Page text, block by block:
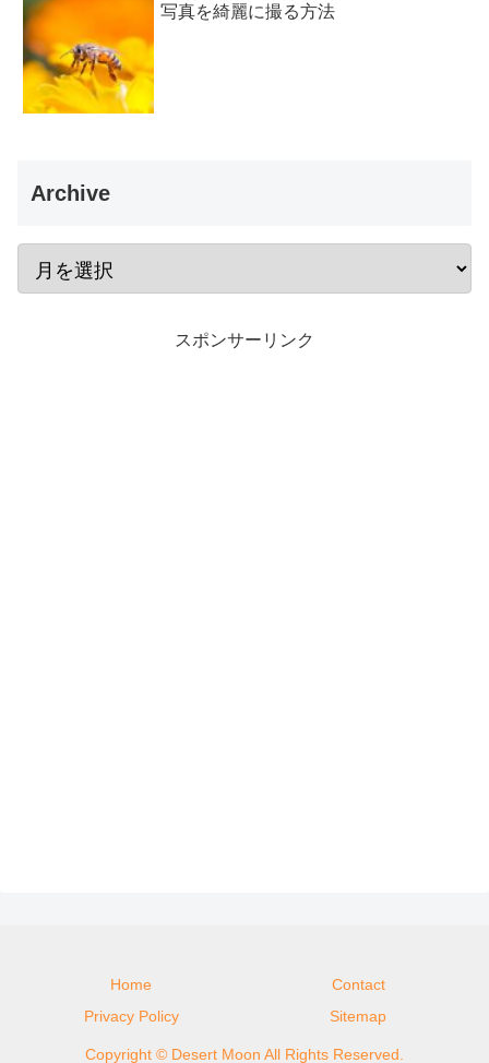
写真を綺麗に撮る方法
Archive
スポンサーリンク
Home
Contact
Privacy Policy
Sitemap
Copyright © Desert Moon All Rights Reserved.